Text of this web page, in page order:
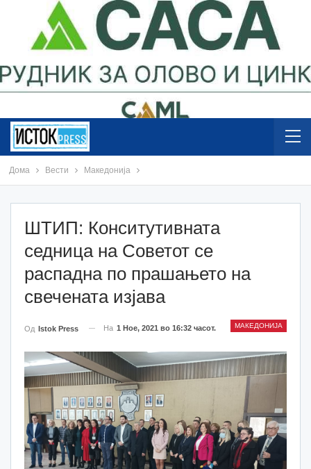
Дома Вести Македонија
ШТИП: Конситутивната
седница на Советот се
распадна по прашањето на
свечената изјава
МАКЕДОНИЈА
Од Istok Press На 1 Ное, 2021 во 16:32 часот.